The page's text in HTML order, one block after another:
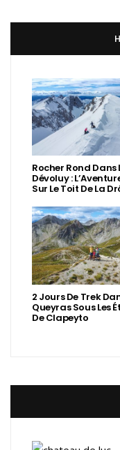
Rocher Rond Dans
Dévoluy :
Sur Le Toit De La
2 Jours De Trek
Queyras Sous Les
De Clapeyto